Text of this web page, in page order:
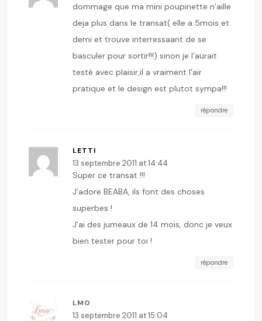
dommage que ma mini poupinette n’aille
deja plus dans le transat( elle a 5mois et
demi et trouve interressaant de se
basculer pour sortir!!!) sinon je l’aurait
testé avec plaisir,il a vraiment l’air
pratique et le design est plutot sympa!!!
répondre
LETTI
13 septembre 2011 at 14:44
Super ce transat !!!
J’adore BEABA, ils font des choses
superbes !
J’ai des jumeaux de 14 mois, donc je veux
bien tester pour toi !
répondre
LMO
13 septembre 2011 at 15:04